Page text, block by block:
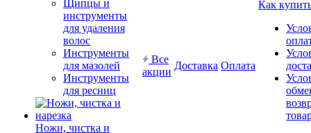
Щипцы и
инструменты
для удаления
волос
Инструменты
для мазолей
Инструменты
для ресниц
Ножи, чистка и
Все
акции
Доставка Оплата
Как